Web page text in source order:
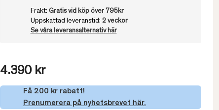
Frakt: Gratis vid köp över 795kr
Uppskattad leveranstid: 2 veckor
Se våra leveransalternativ här
4.390 kr
Få 200 kr rabatt!
Prenumerera på nyhetsbrevet här.